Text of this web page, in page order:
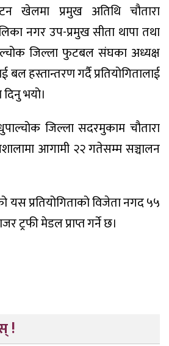
खेलमा प्रमुख अतिथि चौतारा
नगर उप-प्रमुख सीता थापा तथा
जिल्ला फुटबल संघका अध्यक्ष
बल हस्तान्तरण गर्दै प्रतियोगितालाई
भयो।
जिल्ला सदरमुकाम चौतारा
आगामी २२ गतेसम्म सञ्चालन
यस प्रतियोगिताको विजेता नगद ५५
ट्रफी मेडल प्राप्त गर्ने छ।
!